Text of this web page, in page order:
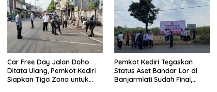
Car Free Day Jalan Doho
Ditata Ulang, Pemkot Kediri
Siapkan Tiga Zona untuk
Pemkot Kediri Tegaskan
Status Aset Bandar Lor di
Banjarmlati Sudah Final,